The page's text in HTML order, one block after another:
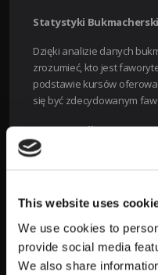
This website uses
We use cookies to
provide social media
We also share
Statystyki
Dzięki analizie danych
zrozumieć, kto jest
podstawie kursów
się być zdecydowanym
Wynik meczu:
Zwycięstwo
wynikiem.
Czechy mają również